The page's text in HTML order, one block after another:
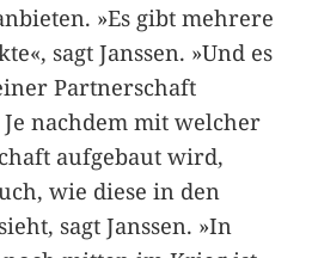
»Es gibt mehrere
sagt Janssen. »Und es
Partnerschaft
nachdem mit welcher
aufgebaut wird,
wie diese in den
sagt Janssen. »In